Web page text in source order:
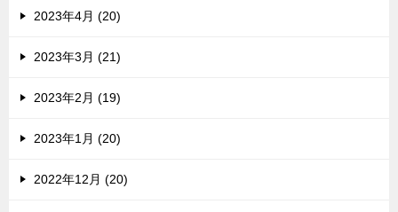
2023年4月 (20)
2023年3月 (21)
2023年2月 (19)
2023年1月 (20)
2022年12月 (20)